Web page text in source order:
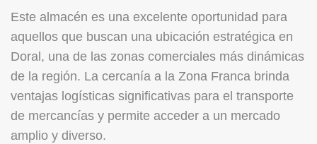
Este almacén es una excelente oportunidad para
aquellos que buscan una ubicación estratégica en
Doral, una de las zonas comerciales más dinámicas
de la región. La cercanía a la Zona Franca brinda
ventajas logísticas significativas para el transporte
de mercancías y permite acceder a un mercado
amplio y diverso.